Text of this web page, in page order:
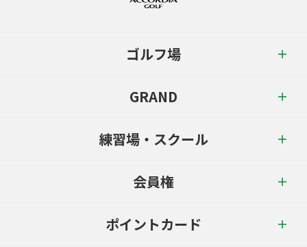
ゴルフ場
GRAND
練習場・スクール
会員権
ポイントカード